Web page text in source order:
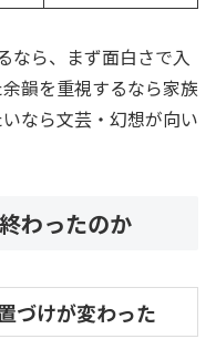
ら、まず面白さで入
韻を重視するなら家族
なら文芸・幻想が向い
わったのか
づけが変わった